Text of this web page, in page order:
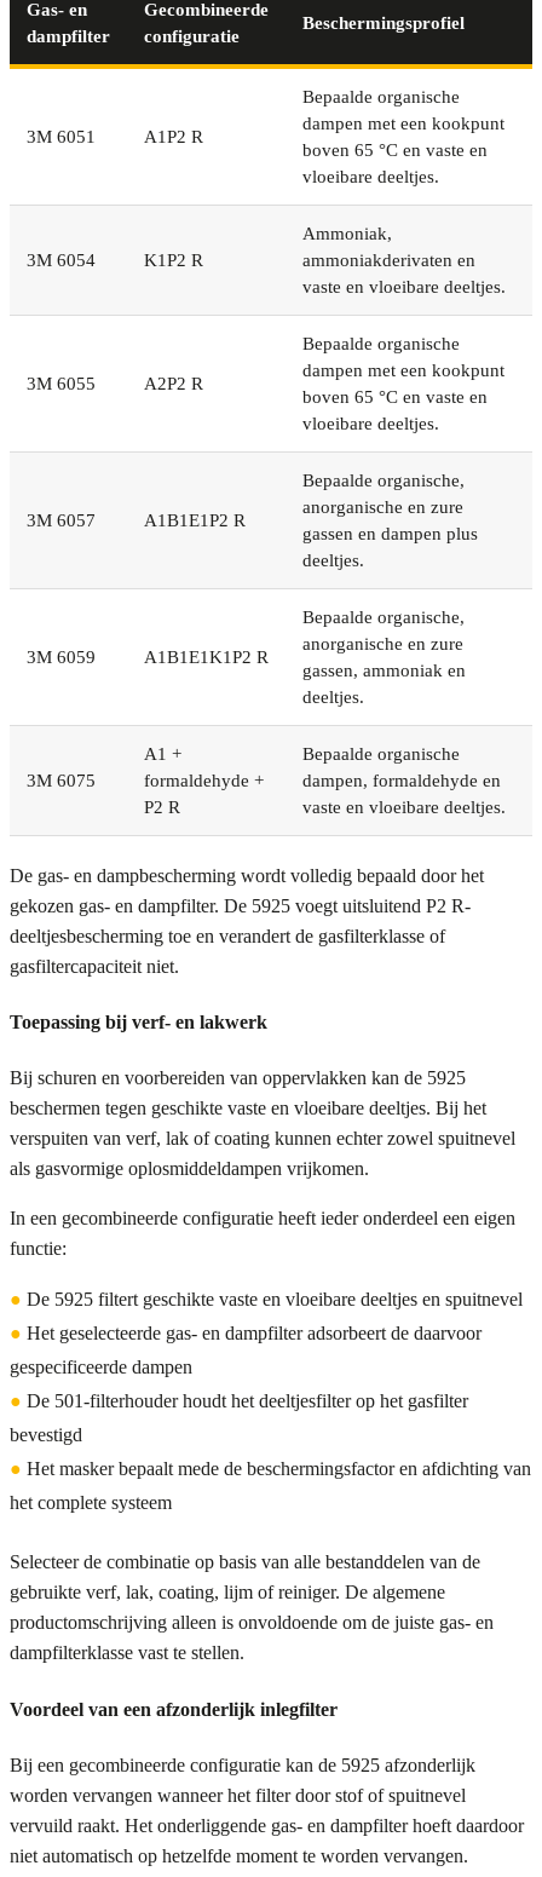
Gas- en
dampfilter
Gecombineerde
configuratie
Beschermingsprofiel
3M 6051 A1P2 R
Bepaalde organische
dampen met een kookpunt
boven 65 °C en vaste en
vloeibare deeltjes.
3M 6054 K1P2 R
Ammoniak,
ammoniakderivaten en
vaste en vloeibare deeltjes.
3M 6055 A2P2 R
Bepaalde organische
dampen met een kookpunt
boven 65 °C en vaste en
vloeibare deeltjes.
3M 6057 A1B1E1P2 R
Bepaalde organische,
anorganische en zure
gassen en dampen plus
deeltjes.
3M 6059 A1B1E1K1P2 R
Bepaalde organische,
anorganische en zure
gassen, ammoniak en
deeltjes.
3M 6075
A1 +
formaldehyde +
P2 R
Bepaalde organische
dampen, formaldehyde en
vaste en vloeibare deeltjes.
De gas- en dampbescherming wordt volledig bepaald door het
gekozen gas- en dampfilter. De 5925 voegt uitsluitend P2 R-
deeltjesbescherming toe en verandert de gasfilterklasse of
gasfiltercapaciteit niet.
Toepassing bij verf- en lakwerk
Bij schuren en voorbereiden van oppervlakken kan de 5925
beschermen tegen geschikte vaste en vloeibare deeltjes. Bij het
verspuiten van verf, lak of coating kunnen echter zowel spuitnevel
als gasvormige oplosmiddeldampen vrijkomen.
In een gecombineerde configuratie heeft ieder onderdeel een eigen
functie:
● De 5925 filtert geschikte vaste en vloeibare deeltjes en spuitnevel
● Het geselecteerde gas- en dampfilter adsorbeert de daarvoor
gespecificeerde dampen
● De 501-filterhouder houdt het deeltjesfilter op het gasfilter
bevestigd
● Het masker bepaalt mede de beschermingsfactor en afdichting van
het complete systeem
Selecteer de combinatie op basis van alle bestanddelen van de
gebruikte verf, lak, coating, lijm of reiniger. De algemene
productomschrijving alleen is onvoldoende om de juiste gas- en
dampfilterklasse vast te stellen.
Voordeel van een afzonderlijk inlegfilter
Bij een gecombineerde configuratie kan de 5925 afzonderlijk
worden vervangen wanneer het filter door stof of spuitnevel
vervuild raakt. Het onderliggende gas- en dampfilter hoeft daardoor
niet automatisch op hetzelfde moment te worden vervangen.